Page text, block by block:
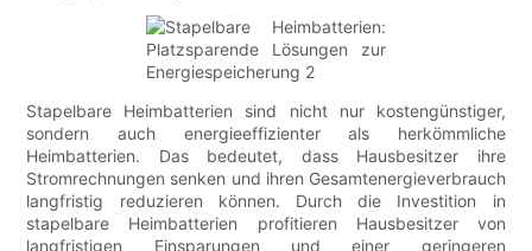
Stapelbare Heimbatterien sind nicht nur kostengünstiger,
sondern auch energieeffizienter als herkömmliche
Heimbatterien. Das bedeutet, dass Hausbesitzer ihre
Stromrechnungen senken und ihren Gesamtenergieverbrauch
langfristig reduzieren können. Durch die Investition in
stapelbare Heimbatterien profitieren Hausbesitzer von
langfristigen Einsparungen und einer geringeren